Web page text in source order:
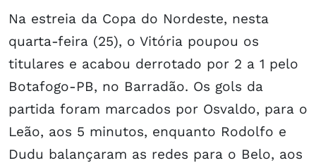
Na estreia da Copa do Nordeste, nesta
quarta-feira (25), o Vitória poupou os
titulares e acabou derrotado por 2 a 1 pelo
Botafogo-PB, no Barradão. Os gols da
partida foram marcados por Osvaldo, para o
Leão, aos 5 minutos, enquanto Rodolfo e
Dudu balançaram as redes para o Belo, aos